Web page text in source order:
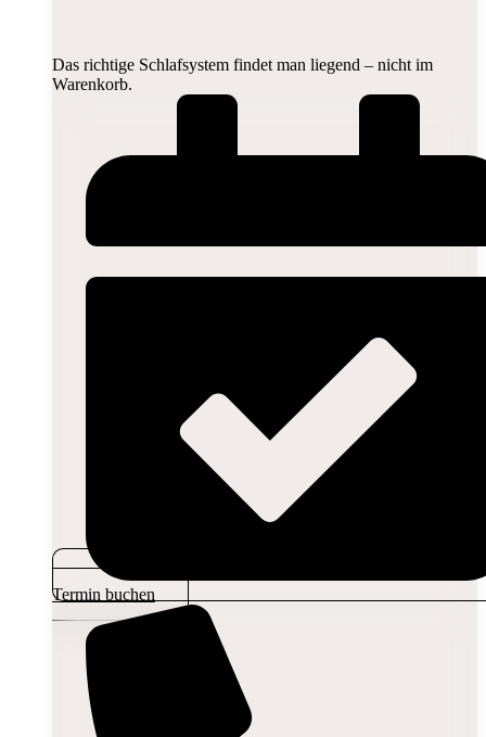
Das richtige Schlafsystem findet man liegend – nicht im
Warenkorb.
Termin buchen